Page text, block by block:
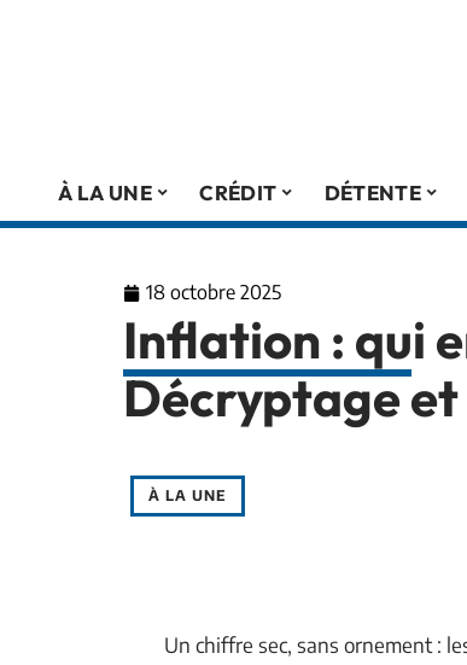
À LA UNE CRÉDIT DÉTENTE
18 octobre 2025
Inflation : qui
Décryptage et
À LA UNE
Un chiffre sec, sans ornement :